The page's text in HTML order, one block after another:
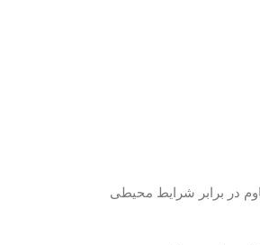
در برابر شرایط محیطی